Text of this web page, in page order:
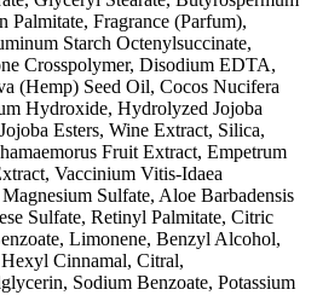
Palmitate, Fragrance (Parfum),
Starch Octenylsuccinate,
Crosspolymer, Disodium EDTA,
(Hemp) Seed Oil, Cocos Nucifera
Hydroxide, Hydrolyzed Jojoba
Esters, Wine Extract, Silica,
Fruit Extract, Empetrum
Vaccinium Vitis-Idaea
Sulfate, Aloe Barbadensis
Sulfate, Retinyl Palmitate, Citric
Limonene, Benzyl Alcohol,
Cinnamal, Citral,
Sodium Benzoate, Potassium